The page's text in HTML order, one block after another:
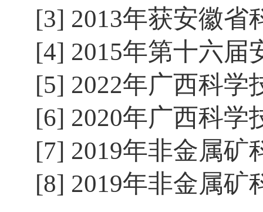
[3] 2013年获安徽省
[4] 2015年第十六届
[5] 2022年广西科学
[6] 2020年广西科学
[7] 2019年非金属矿
[8] 2019年非金属矿